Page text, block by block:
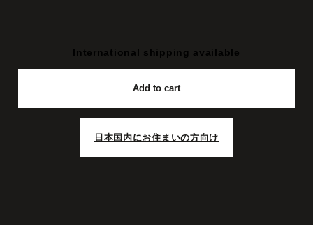
International shipping available
Add to cart
日本国内にお住まいの方向け